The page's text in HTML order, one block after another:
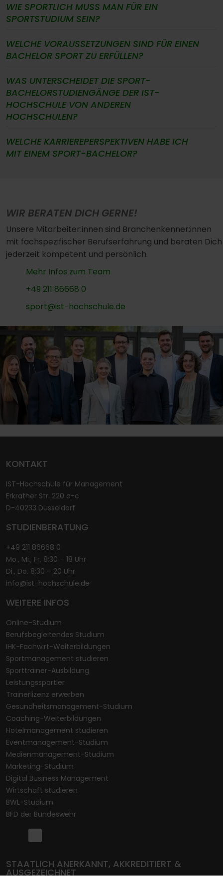
WIE SPORTLICH MUSS MAN FÜR EIN
SPORTSTUDIUM SEIN?
WELCHE VORAUSSETZUNGEN SIND FÜR EINEN
BACHELOR SPORT ZU ERFÜLLEN?
WAS UNTERSCHEIDET DIE SPORT-
BACHELORSTUDIENGÄNGE DER IST-
HOCHSCHULE VON ANDEREN
HOCHSCHULEN?
WELCHE KARRIEREPERSPEKTIVEN HABE ICH
MIT EINEM SPORT-BACHELOR?
WIR BERATEN DICH GERNE!
Unsere Mitarbeiter:innen sind Branchenkenner:innen
mit fachspezifischer Berufserfahrung und beraten Dich
jederzeit kompetent und persönlich.
Mehr Infos zum Team
+49 211 86668 0
sport@ist-hochschule.de
KONTAKT
IST-Hochschule für Management
Erkrather Str. 220 a-c
D-40233 Düsseldorf
STUDIENBERATUNG
+49 211 86668 0
Mo., Mi., Fr. 8:30 – 18 Uhr
Di., Do. 8:30 – 20 Uhr
info@ist-hochschule.de
WEITERE INFOS
Online-Studium
Berufsbegleitendes Studium
IHK-Fachwirt-Weiterbildungen
Sportmanagement studieren
Sporttrainer-Ausbildung
Leistungssportler
Trainerlizenz erwerben
Gesundheitsmanagement-Studium
Coaching-Weiterbildungen
Hotelmanagement studieren
Eventmanagement-Studium
Medienmanagement-Studium
Marketing-Studium
Digital Business Management
Wirtschaft studieren
BWL-Studium
BFD der Bundeswehr
STAATLICH ANERKANNT, AKKREDITIERT &
AUSGEZEICHNET